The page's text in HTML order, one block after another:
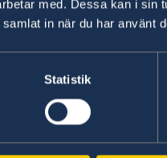
med. Dessa kan i sin
in när du har använt
Statistik